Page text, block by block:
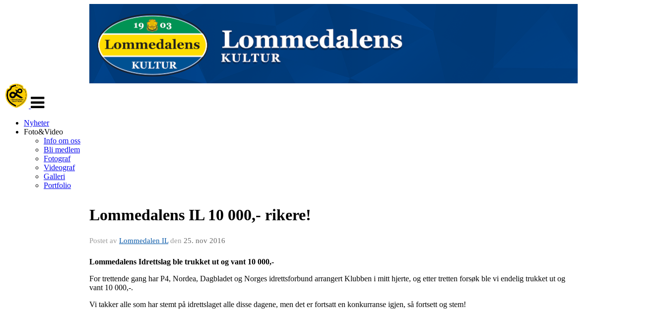
navigasjon
Nyheter
Foto&Video
Info om oss
Bli medlem
Fotograf
Videograf
Galleri
Portfolio
Lommedalens IL 10 000,- rikere!
Postet av Lommedalen ILden 25. nov 2016
Lommedalens Idrettslag ble trukket ut og vant 10 000,-
For trettende gang har P4, Nordea, Dagbladet og Norges idrettsforbund arrangert Klubben i mitt hjerte, og etter tretten forsøk ble vi endelig trukket ut og
vant 10 000,-.
Vi takker alle som har stemt på idrettslaget alle disse dagene, men det er fortsatt en konkurranse igjen, så fortsett og stem!